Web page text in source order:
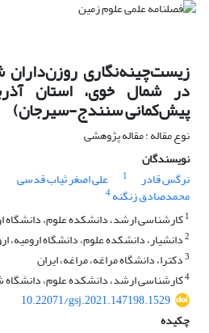
زیست‌چینه‌نگاری روزن‌داران
در شمال خوی، استان
پیش‌کمانی سنندج-سیرجان)
نوع مقاله : مقاله پژوهشی
نویسندگان
نرگس قادر
1 علی اصغر ثیاب قدسی
محمدصادق زنگنه4
1کارشناسی ارشد، دانشکده علوم، دانشگاه
2دانشیار، دانشکده علوم، دانشگاه ارومیه،
3دکترا، دانشگاه مراغه، مراغه، ایران
4کارشناسی ارشد، دانشکده علوم، دانشگاه
10.22071/gsj.2021.147198.1529
چکیده